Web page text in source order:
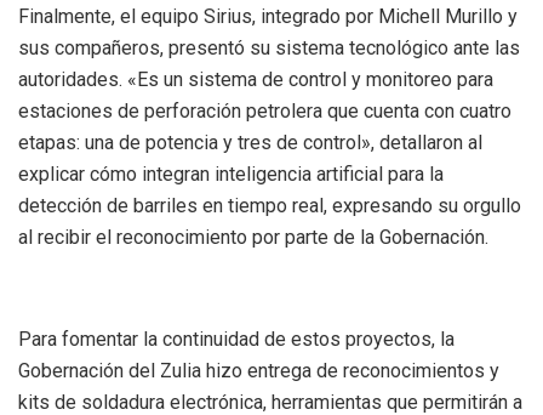
Finalmente, el equipo Sirius, integrado por Michell Murillo y
sus compañeros, presentó su sistema tecnológico ante las
autoridades. «Es un sistema de control y monitoreo para
estaciones de perforación petrolera que cuenta con cuatro
etapas: una de potencia y tres de control», detallaron al
explicar cómo integran inteligencia artificial para la
detección de barriles en tiempo real, expresando su orgullo
al recibir el reconocimiento por parte de la Gobernación.
Para fomentar la continuidad de estos proyectos, la
Gobernación del Zulia hizo entrega de reconocimientos y
kits de soldadura electrónica, herramientas que permitirán a